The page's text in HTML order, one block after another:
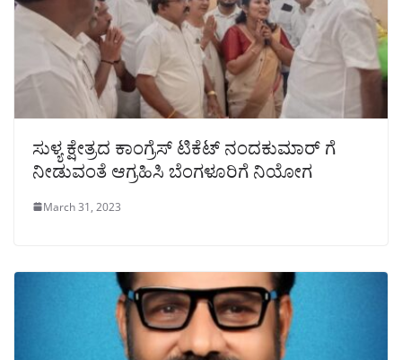
ಸುಳ್ಯ ಕ್ಷೇತ್ರದ ಕಾಂಗ್ರೆಸ್ ಟಿಕೆಟ್‌ ನಂದಕುಮಾರ್ ಗೆ
ನೀಡುವಂತೆ ಆಗ್ರಹಿಸಿ ಬೆಂಗಳೂರಿಗೆ ನಿಯೋಗ
March 31, 2023